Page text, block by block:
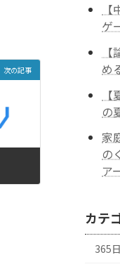
次の記事
ゲ
め
の
家
の
ア
カテ
365